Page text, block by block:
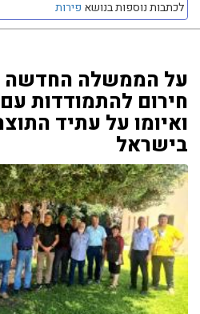
לכתבות נוספות בנושא פירות
על הממשלה החדשה
חירום להתמודדות
ואיומו על עתיד
בישראל